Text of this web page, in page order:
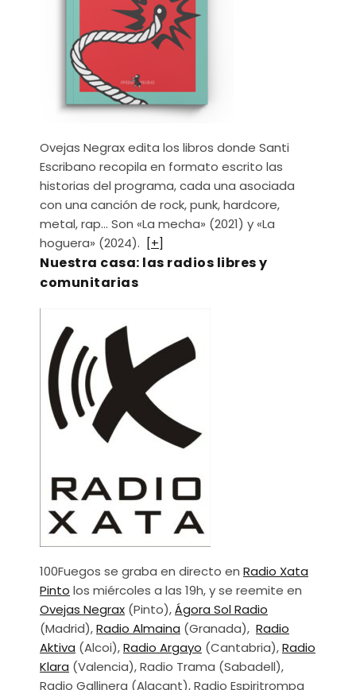
Ovejas Negrax edita los libros donde Santi
Escribano recopila en formato escrito las
historias del programa, cada una asociada
con una canción de rock, punk, hardcore,
metal, rap… Son «La mecha» (2021) y «La
hoguera» (2024). [+]
Nuestra casa: las radios libres y
comunitarias
100Fuegos se graba en directo en Radio Xata
Pinto los miércoles a las 19h, y se reemite en
Ovejas Negrax (Pinto),Ágora Sol Radio
(Madrid),Radio Almaina (Granada), Radio
Aktiva (Alcoi),Radio Argayo (Cantabria),Radio
Klara (Valencia), Radio Trama (Sabadell),
Radio Gallinera (Alacant), Radio Espiritrompa